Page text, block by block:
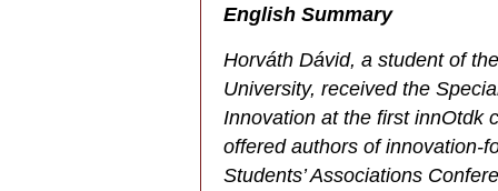
English Summary
Horváth Dávid, a student of
University, received the
Innovation at the first innOtdk
offered authors of innovation-
Students’ Associations